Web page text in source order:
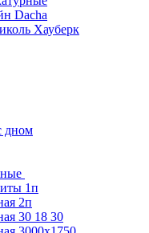
Dacha
Хауберк
дном
1п
2п
30 18 30